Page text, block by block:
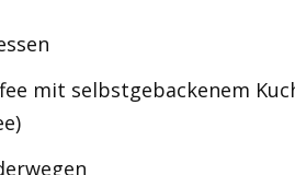
mit selbstgebackenem